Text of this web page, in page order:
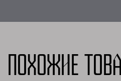
Похожие